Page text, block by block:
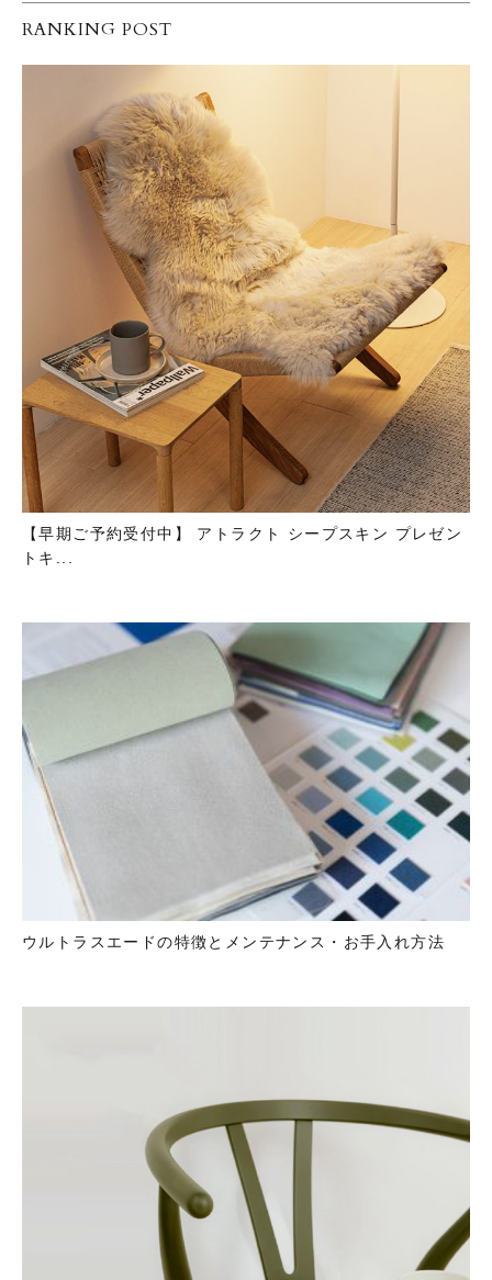
RANKING POST
【早期ご予約受付中】 アトラクト シープスキン プレゼン
トキ...
ウルトラスエードの特徴とメンテナンス・お手入れ方法